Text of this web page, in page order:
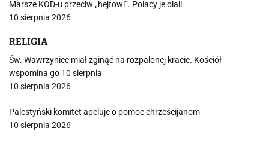
Marsze KOD-u przeciw „hejtowi”. Polacy je olali
10 sierpnia 2026
RELIGIA
Św. Wawrzyniec miał zginąć na rozpalonej kracie. Kościół
wspomina go 10 sierpnia
10 sierpnia 2026
Palestyński komitet apeluje o pomoc chrześcijanom
10 sierpnia 2026